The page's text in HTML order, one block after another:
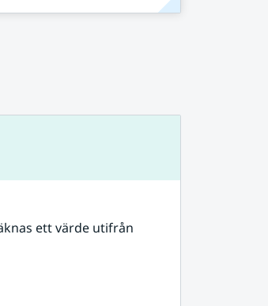
ett värde utifrån